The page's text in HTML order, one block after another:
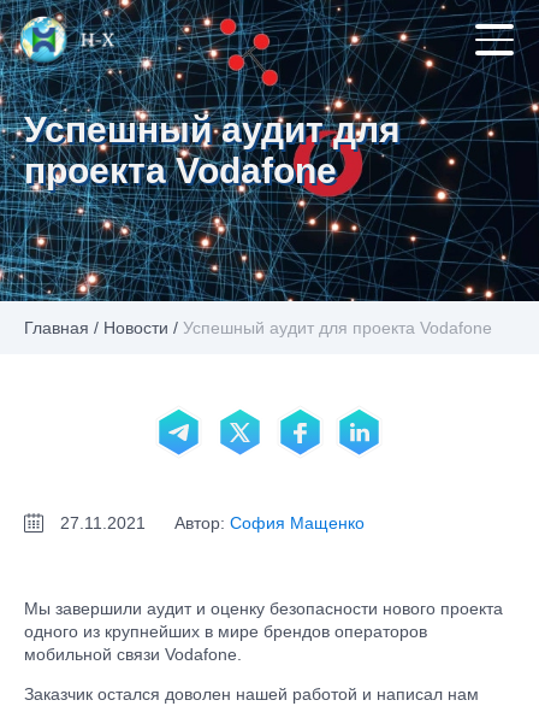
Успешный аудит для
проекта Vodafone
Главная / Новости / Успешный аудит для проекта Vodafone
27.11.2021 Автор: София Мащенко
Мы завершили аудит и оценку безопасности нового проекта
одного из крупнейших в мире брендов операторов
мобильной связи Vodafone.
Заказчик остался доволен нашей работой и написал нам